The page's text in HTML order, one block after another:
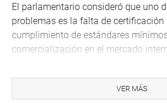
El parlamentario consideró que uno
problemas es la falta de certificación
cumplimiento de estándares
comercialización en el mercado
afuera son muy costosas, sinVER MÁS